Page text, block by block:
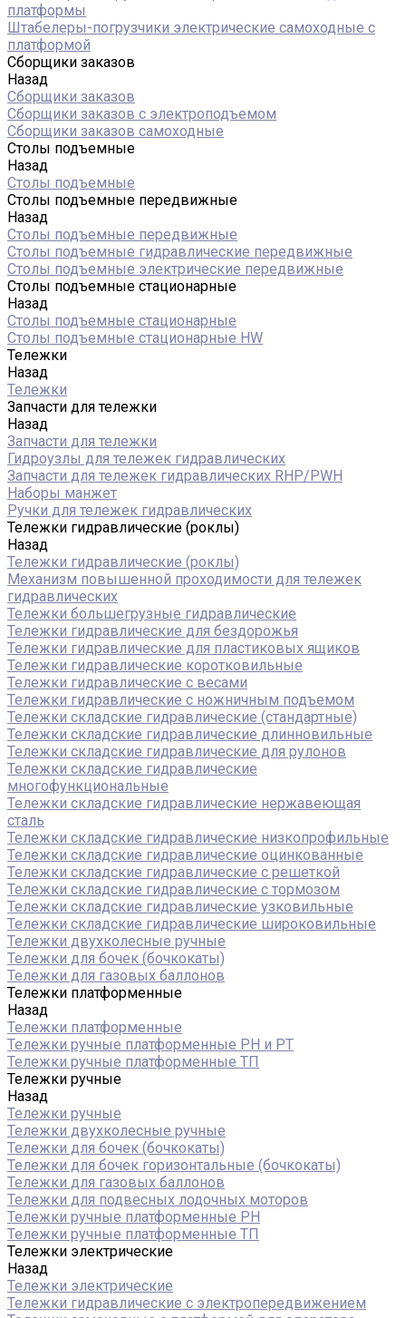
платформы
Штабелеры-погрузчики электрические самоходные с
платформой
Сборщики заказов
Назад
Сборщики заказов
Сборщики заказов с электроподъемом
Сборщики заказов самоходные
Столы подъемные
Назад
Столы подъемные
Столы подъемные передвижные
Назад
Столы подъемные передвижные
Столы подъемные гидравлические передвижные
Столы подъемные электрические передвижные
Столы подъемные стационарные
Назад
Столы подъемные стационарные
Столы подъемные стационарные HW
Тележки
Назад
Тележки
Запчасти для тележки
Назад
Запчасти для тележки
Гидроузлы для тележек гидравлических
Запчасти для тележек гидравлических RHP/PWH
Наборы манжет
Ручки для тележек гидравлических
Тележки гидравлические (роклы)
Назад
Тележки гидравлические (роклы)
Механизм повышенной проходимости для тележек
гидравлических
Тележки большегрузные гидравлические
Тележки гидравлические для бездорожья
Тележки гидравлические для пластиковых ящиков
Тележки гидравлические коротковильные
Тележки гидравлические с весами
Тележки гидравлические с ножничным подъемом
Тележки складские гидравлические (стандартные)
Тележки складские гидравлические длинновильные
Тележки складские гидравлические для рулонов
Тележки складские гидравлические
многофункциональные
Тележки складские гидравлические нержавеющая
сталь
Тележки складские гидравлические низкопрофильные
Тележки складские гидравлические оцинкованные
Тележки складские гидравлические с решеткой
Тележки складские гидравлические с тормозом
Тележки складские гидравлические узковильные
Тележки складские гидравлические широковильные
Тележки двухколесные ручные
Тележки для бочек (бочкокаты)
Тележки для газовых баллонов
Тележки платформенные
Назад
Тележки платформенные
Тележки ручные платформенные PH и PT
Тележки ручные платформенные ТП
Тележки ручные
Назад
Тележки ручные
Тележки двухколесные ручные
Тележки для бочек (бочкокаты)
Тележки для бочек горизонтальные (бочкокаты)
Тележки для газовых баллонов
Тележки для подвесных лодочных моторов
Тележки ручные платформенные PH
Тележки ручные платформенные ТП
Тележки электрические
Назад
Тележки электрические
Тележки гидравлические с электропередвижением